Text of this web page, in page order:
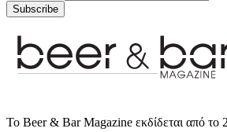
Subscribe
Το Beer & Bar Magazine εκδίδεται από το